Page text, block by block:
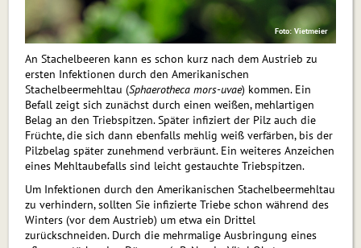
Foto: Vietmeier
An Stachelbeeren kann es schon kurz nach dem Austrieb zu
ersten Infektionen durch den Ame­rikanischen
Stachelbeermehltau (Spha­erotheca mors-uvae) kommen. Ein
Befall zeigt sich zunächst durch einen weißen, mehlartigen
Belag an den Trieb­spitzen. Später infiziert der Pilz auch die
Früchte, die sich dann ebenfalls mehlig weiß verfärben, bis der
Pilzbelag später zunehmend verbräunt. Ein weiteres Anzeichen
eines Mehltaubefalls sind leicht gestauchte Triebspitzen.
Um Infektionen durch den Amerikanischen Stachelbeermehltau
zu verhindern, sollten Sie infizierte Triebe schon während des
Winters (vor dem Austrieb) um etwa ein Drittel
zurückschneiden. Durch die mehrmalige Ausbringung eines